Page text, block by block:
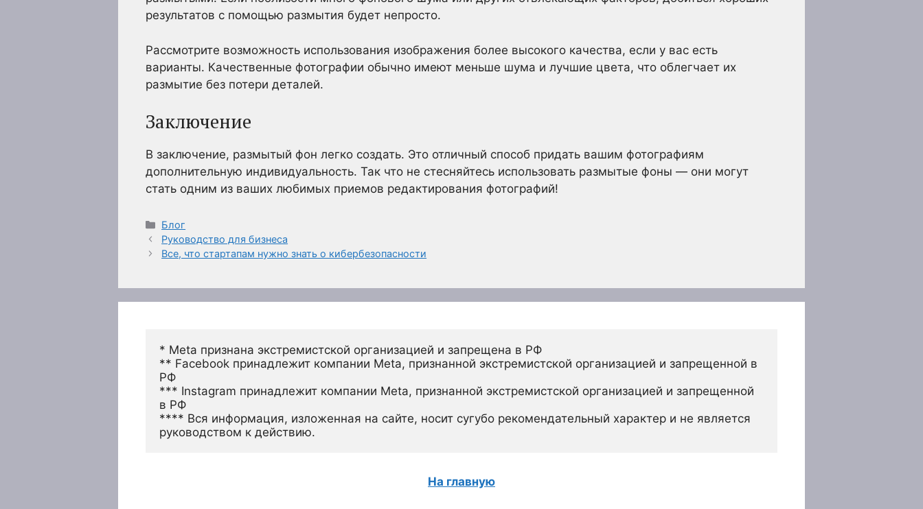
результатов с помощью размытия будет непросто.
Рассмотрите возможность использования изображения более высокого качества, если у вас есть
варианты. Качественные фотографии обычно имеют меньше шума и лучшие цвета, что облегчает их
размытие без потери деталей.
Заключение
В заключение, размытый фон легко создать. Это отличный способ придать вашим фотографиям
дополнительную индивидуальность. Так что не стесняйтесь использовать размытые фоны — они могут
стать одним из ваших любимых приемов редактирования фотографий!
Рубрики
Блог
Руководство для бизнеса
Все, что стартапам нужно знать о кибербезопасности
* Meta признана экстремистской организацией и запрещена в РФ
** Facebook принадлежит компании Meta, признанной экстремистской организацией и запрещенной в
РФ
*** Instagram принадлежит компании Meta, признанной экстремистской организацией и запрещенной
в РФ
**** Вся информация, изложенная на сайте, носит сугубо рекомендательный характер и не является
руководством к действию.
На главную